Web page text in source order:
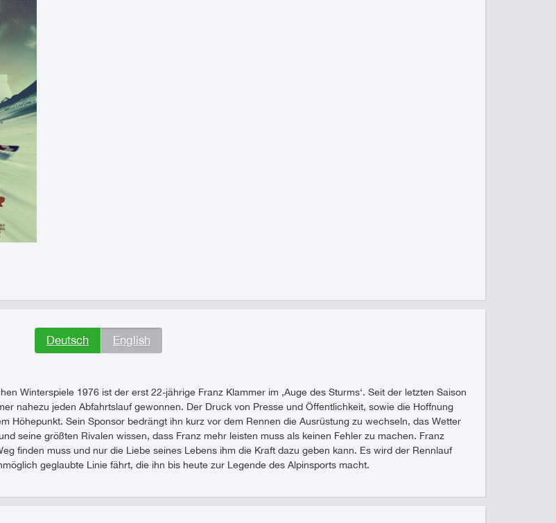
Deutsch English
Winterspiele 1976 ist der erst 22-jährige Franz Klammer im ‚Auge des Sturms‘. Seit der letzten Saison
nahezu jeden Abfahrtslauf gewonnen. Der Druck von Presse und Öffentlichkeit, sowie die Hoffnung
Höhepunkt. Sein Sponsor bedrängt ihn kurz vor dem Rennen die Ausrüstung zu wechseln, das Wetter
seine größten Rivalen wissen, dass Franz mehr leisten muss als keinen Fehler zu machen. Franz
finden muss und nur die Liebe seines Lebens ihm die Kraft dazu geben kann. Es wird der Rennlauf
geglaubte Linie fährt, die ihn bis heute zur Legende des Alpinsports macht.